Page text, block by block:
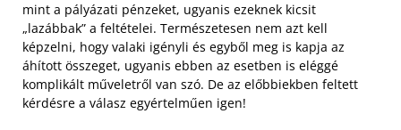
mint a pályázati pénzeket, ugyanis ezeknek kicsit
„lazábbak” a feltételei. Természetesen nem azt kell
képzelni, hogy valaki igényli és egyből meg is kapja az
áhított összeget, ugyanis ebben az esetben is eléggé
komplikált műveletről van szó. De az előbbiekben feltett
kérdésre a válasz egyértelműen igen!